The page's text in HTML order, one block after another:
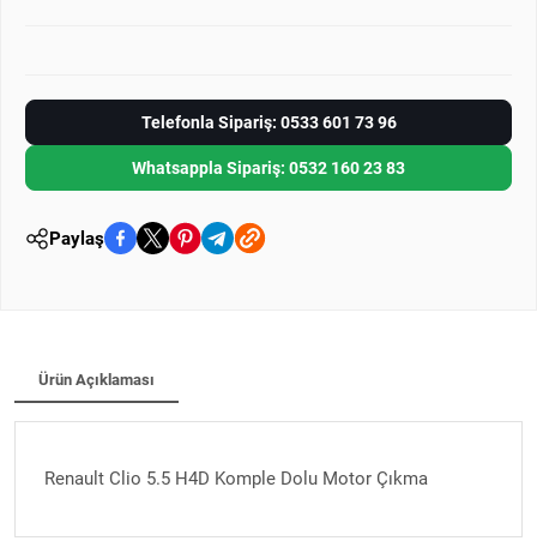
Telefonla Sipariş: 0533 601 73 96
Whatsappla Sipariş: 0532 160 23 83
Paylaş
Ürün Açıklaması
Renault Clio 5.5 H4D Komple Dolu Motor Çıkma